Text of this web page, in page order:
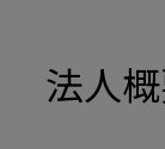
法人